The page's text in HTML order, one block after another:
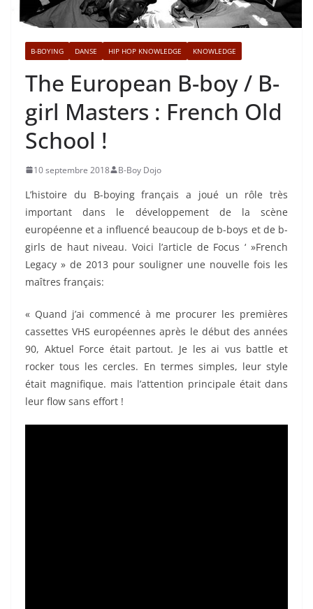
B-BOYING DANSE HIP HOP KNOWLEDGE KNOWLEDGE
The European B-boy / B-
girl Masters : French Old
School !
10 septembre 2018 B-Boy Dojo
L’histoire du B-boying français a joué un rôle très
important dans le développement de la scène
européenne et a influencé beaucoup de b-boys et de b-
girls de haut niveau. Voici l’article de Focus ‘ »French
Legacy » de 2013 pour souligner une nouvelle fois les
maîtres français:
« Quand j’ai commencé à me procurer les premières
cassettes VHS européennes après le début des années
90, Aktuel Force était partout. Je les ai vus battle et
rocker tous les cercles. En termes simples, leur style
était magnifique. mais l’attention principale était dans
leur flow sans effort !